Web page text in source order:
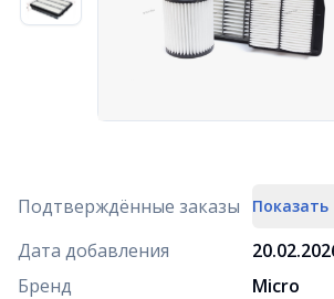
Подтверждённые заказы Показать
Дата добавления
Бренд
Micro